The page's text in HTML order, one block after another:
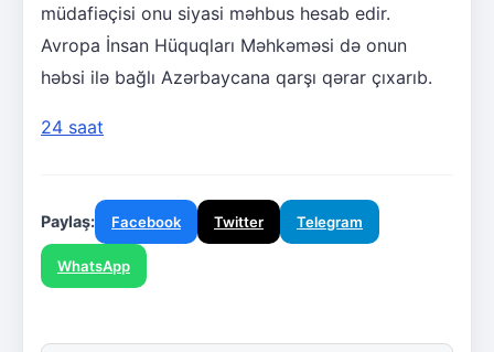
müdafiəçisi onu siyasi məhbus hesab edir.
Avropa İnsan Hüquqları Məhkəməsi də onun
həbsi ilə bağlı Azərbaycana qarşı qərar çıxarıb.
24 saat
Paylaş: Facebook Twitter Telegram
WhatsApp